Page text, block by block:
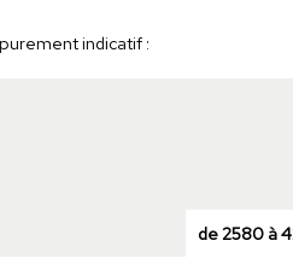
indicatif :
de 2580 à